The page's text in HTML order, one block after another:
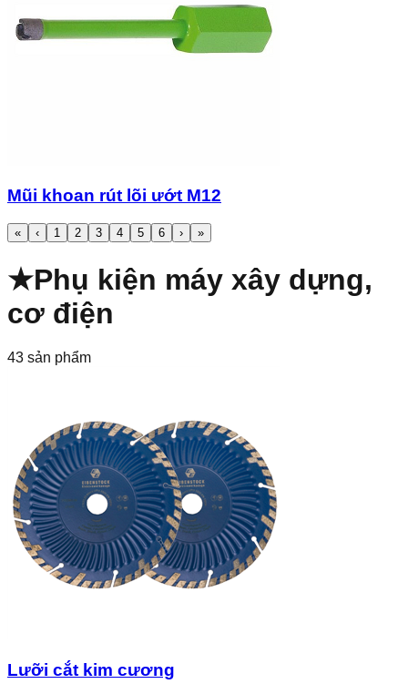
Mũi khoan rút lõi ướt M12
« ‹ 1 2 3 4 5 6 › »
★Phụ kiện máy xây dựng,
cơ điện
43 sản phẩm
Lưỡi cắt kim cương